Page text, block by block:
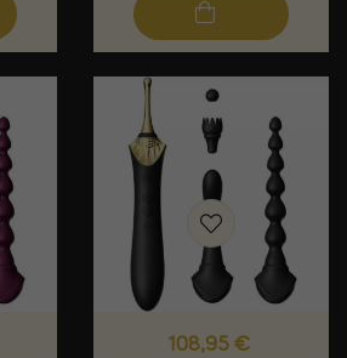
Prix
108,95 €